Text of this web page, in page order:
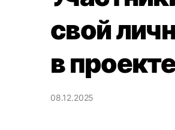
свой
в
08.12.2025